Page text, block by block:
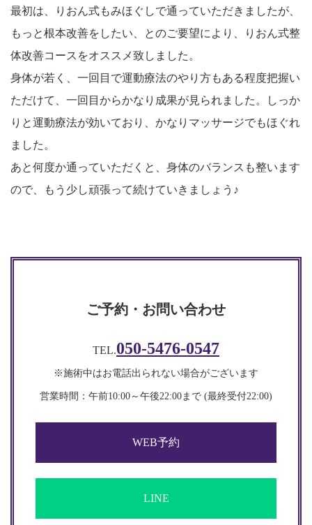
最初は、りおん式もみほぐしで通っていただきましたが、
もっと根本改善をしたい、とのご要望により、りおん式整
体改善コースをオススメ致しました。
身体が若く、一回目で運動療法のやり方もある程度把握い
ただけて、一回目からかなり成果が見られました。しっか
りと運動療法が効いており、かなりマッサージでもほぐれ
ました。
あと何度か通っていただくと、身体のバランスも整います
ので、もう少し頑張って続けていきましょう♪
ご予約・お問い合わせ
TEL.050-5476-0547
※施術中はお電話出られない場合がございます
営業時間：午前10:00～午後22:00まで (最終受付22:00)​​
WEB予約
LINE